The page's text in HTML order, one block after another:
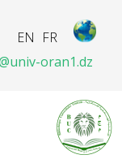
FR
EN
oran1.dz